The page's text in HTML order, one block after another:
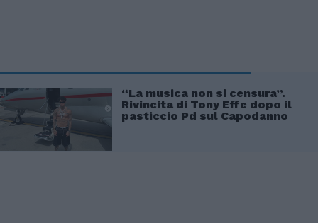
“La musica non si censura”.
Rivincita di Tony Effe dopo il
pasticcio Pd sul Capodanno